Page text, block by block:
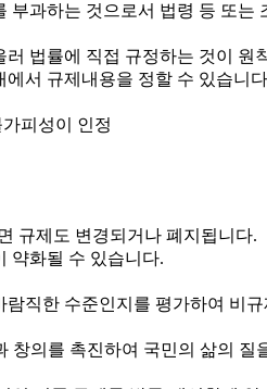
과하는 것으로서 법령 등 또는
법률에 직접 규정하는 것이 원
서 규제내용을 정할 수 있습니
피성이 인정
규제도 변경되거나 폐지됩니다.
약화될 수 있습니다.
직한 수준인지를 평가하여 비
의를 촉진하여 국민의 삶의